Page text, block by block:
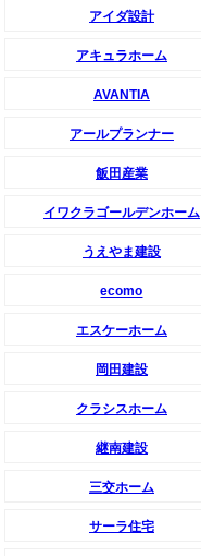
アイダ設計
アキュラホーム
AVANTIA
アールプランナー
飯田産業
イワクラゴールデンホーム
うえやま建設
ecomo
エスケーホーム
岡田建設
クラシスホーム
継南建設
三交ホーム
サーラ住宅